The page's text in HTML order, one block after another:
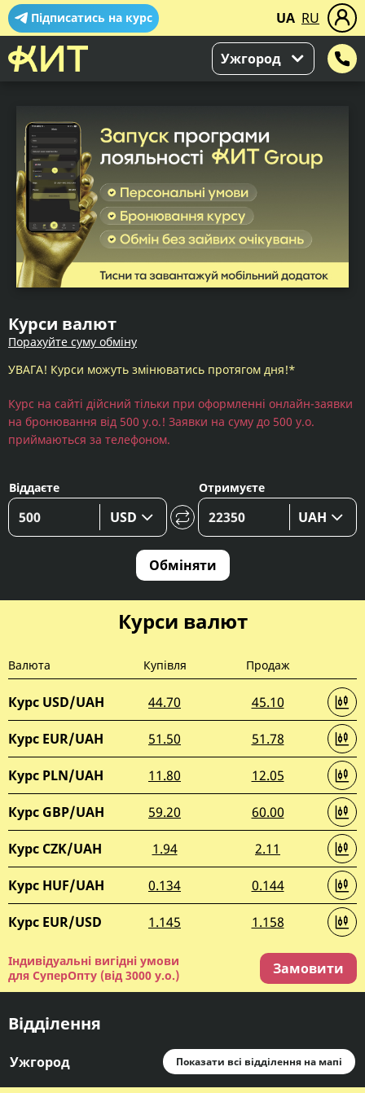
Підписатись на курс UA RU
Ужгород
Курси валют
Порахуйте суму обміну
УВАГА! Курси можуть змінюватись протягом дня!*
Курс на сайті дійсний тільки при оформленні онлайн-заявки
на бронювання від 500 у.о.! Заявки на суму до 500 у.о.
приймаються за телефоном.
Віддаєте
USD
Отримуєте
UAH
Обміняти
Курси валют
Валюта Купівля Продаж
Курс USD/UAH 44.70 45.10
Курс EUR/UAH 51.50 51.78
Курс PLN/UAH 11.80 12.05
Курс GBP/UAH 59.20 60.00
Курс CZK/UAH 1.94 2.11
Курс HUF/UAH 0.134 0.144
Курс EUR/USD 1.145 1.158
Індивідуальні вигідні умови
для СуперОпту (від 3000 у.о.)
Замовити
Відділення
Ужгород Показати всі відділення на мапі